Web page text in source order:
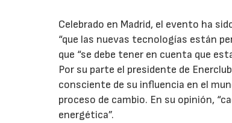
Celebrado en Madrid, el evento ha
“que las nuevas tecnologías están
que “se debe tener en cuenta que
Por su parte el presidente de
consciente de su influencia en el
proceso de cambio. En su opinión,
energética”.